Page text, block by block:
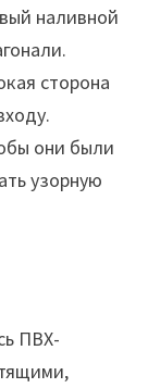
наливной
сторона
они были
узорную
ПВХ-